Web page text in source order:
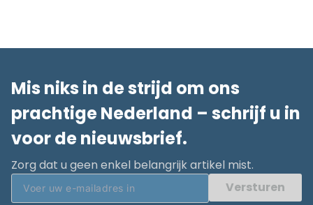
Mis niks in de strijd om ons
prachtige Nederland – schrijf u in
voor de nieuwsbrief.
Zorg dat u geen enkel belangrijk artikel mist.
Versturen